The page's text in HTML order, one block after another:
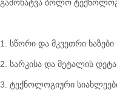
გამოხატვა ბოლო
1. სწორი და მკვეთრი ხაზები
2. სარკისა და მეტალის
3. ტექნოლოგიური